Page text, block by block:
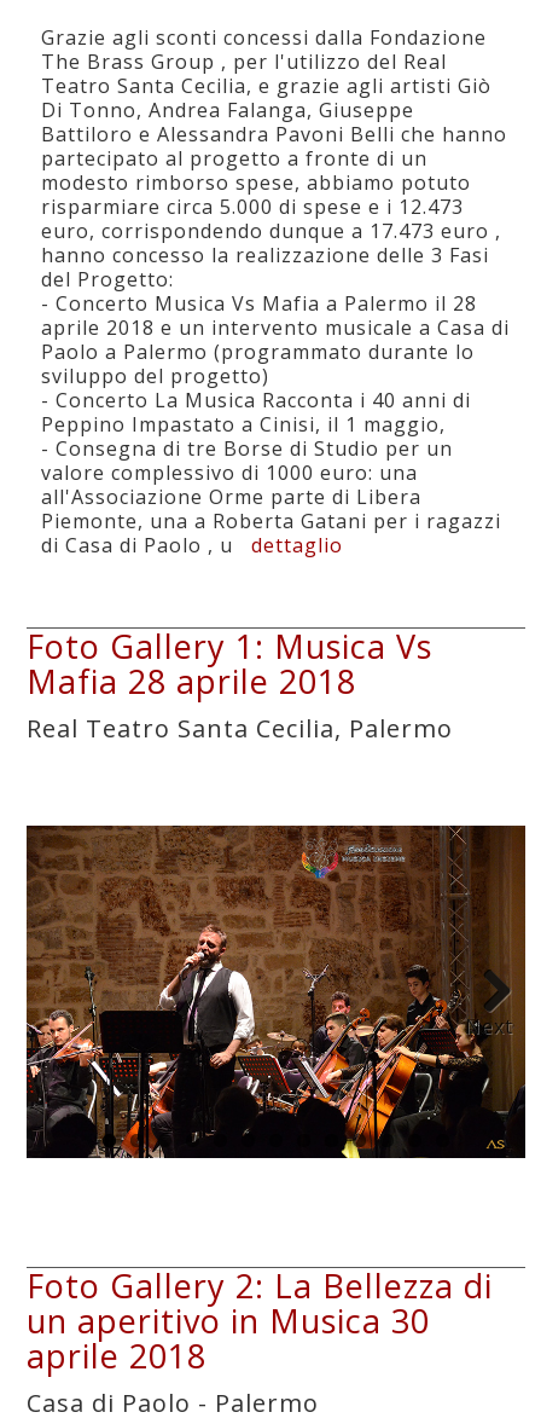
Grazie agli sconti concessi dalla Fondazione
The Brass Group , per l'utilizzo del Real
Teatro Santa Cecilia, e grazie agli artisti Giò
Di Tonno, Andrea Falanga, Giuseppe
Battiloro e Alessandra Pavoni Belli che hanno
partecipato al progetto a fronte di un
modesto rimborso spese, abbiamo potuto
risparmiare circa 5.000 di spese e i 12.473
euro, corrispondendo dunque a 17.473 euro ,
hanno concesso la realizzazione delle 3 Fasi
del Progetto:
- Concerto Musica Vs Mafia a Palermo il 28
aprile 2018 e un intervento musicale a Casa di
Paolo a Palermo (programmato durante lo
sviluppo del progetto)
- Concerto La Musica Racconta i 40 anni di
Peppino Impastato a Cinisi, il 1 maggio,
- Consegna di tre Borse di Studio per un
valore complessivo di 1000 euro: una
all'Associazione Orme parte di Libera
Piemonte, una a Roberta Gatani per i ragazzi
di Casa di Paolo , udettaglio
Foto Gallery 1: Musica Vs
Mafia 28 aprile 2018
Real Teatro Santa Cecilia, Palermo
Next
Foto Gallery 2: La Bellezza di
un aperitivo in Musica 30
aprile 2018
Casa di Paolo - Palermo